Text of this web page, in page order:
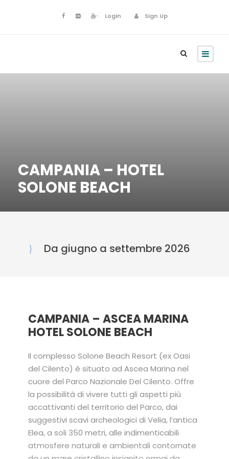
Login Sign Up
CAMPANIA – HOTEL
SOLONE BEACH
Da giugno a settembre 2026
CAMPANIA – ASCEA MARINA
HOTEL SOLONE BEACH
Il complesso Solone Beach Resort (ex Oasi
del Cilento) è situato ad Ascea Marina nel
cuore del Parco Nazionale Del Cilento. Offre
la possibilità di vivere tutti gli aspetti più
accattivanti del territorio del Parco, dai
suggestivi scavi archeologici di Velia, l’antica
Elea, a soli 350 metri, alle indimenticabili
atmosfere naturali e ambientali contornate